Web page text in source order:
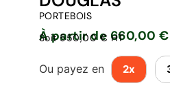
PORTEBOIS
À partir de 660,00 €
Soit 550,00 € HT
Ou payez en 2x